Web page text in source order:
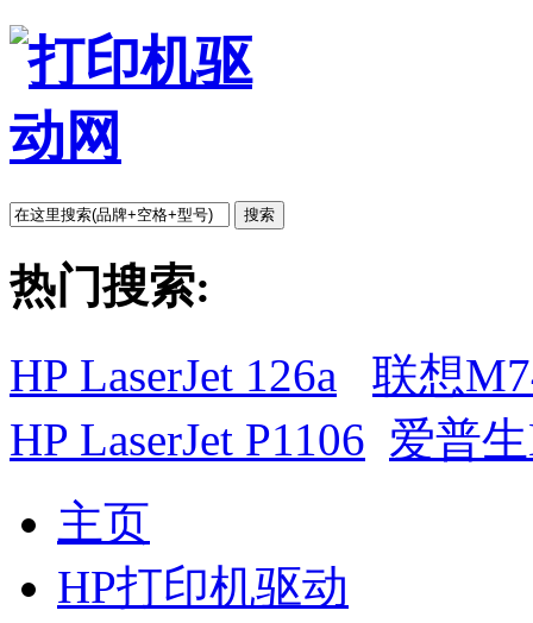
搜索
热门搜索:
HP LaserJet 126a
联想
HP LaserJet P1106 爱普
主页
HP打印机驱动